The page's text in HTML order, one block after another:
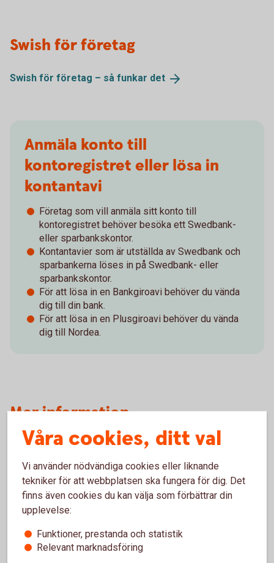
Swish för företag
Swish för företag – så funkar det
Anmäla konto till
kontoregistret eller lösa in
kontantavi
Företag som vill anmäla sitt konto till
kontoregistret behöver besöka ett Swedbank-
eller sparbankskontor.
Kontantavier som är utställda av Swedbank och
sparbankerna löses in på Swedbank- eller
sparbankskontor.
För att lösa in en Bankgiroavi behöver du vända
dig till din bank.
För att lösa in en Plusgiroavi behöver du vända
dig till Nordea.
Mer information
Våra kort
Våra cookies, ditt val
Vi använder nödvändiga cookies eller liknande
tekniker för att webbplatsen ska fungera för dig. Det
finns även cookies du kan välja som förbättrar din
upplevelse:
Funktioner, prestanda och statistik
Relevant marknadsföring